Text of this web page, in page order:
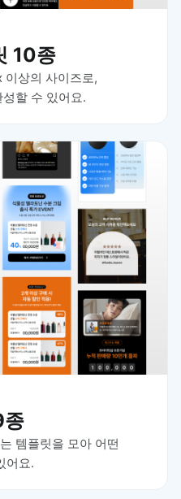
10종
상의 사이즈로,
할 수 있어요.
종
템플릿을 모아 어떤
어요.